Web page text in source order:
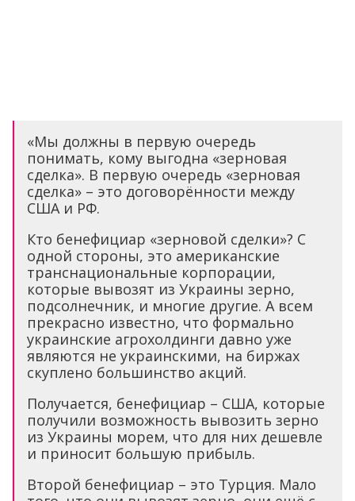
«Мы должны в первую очередь
понимать, кому выгодна «зерновая
сделка». В первую очередь «зерновая
сделка» – это договорённости между
США и РФ.
Кто бенефициар «зерновой сделки»? С
одной стороны, это американские
транснациональные корпорации,
которые вывозят из Украины зерно,
подсолнечник, и многие другие. А всем
прекрасно известно, что формально
украинские агрохолдинги давно уже
являются не украинскими, на биржах
скуплено большинство акций.
Получается, бенефициар – США, которые
получили возможность вывозить зерно
из Украины морем, что для них дешевле
и приносит большую прибыль.
Второй бенефициар – это Турция. Мало